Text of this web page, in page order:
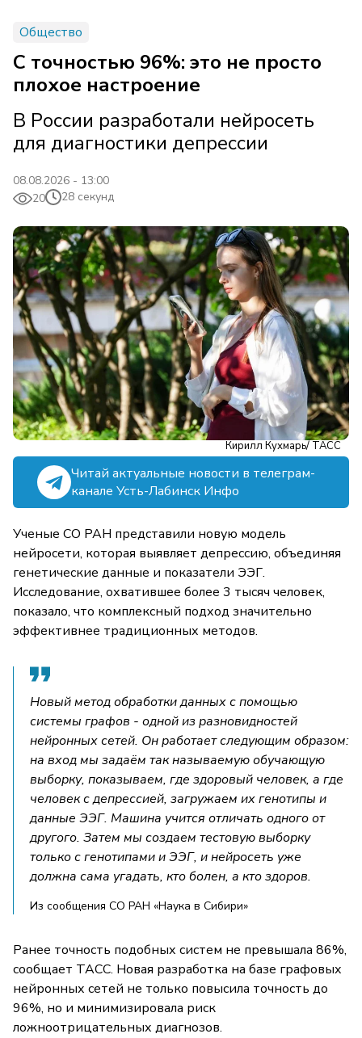
Общество
С точностью 96%: это не просто
плохое настроение
В России разработали нейросеть
для диагностики депрессии
08.08.2026 - 13:00
20
28 секунд
Кирилл Кухмарь/ ТАСС
Читай актуальные новости в телеграм-
канале Усть-Лабинск Инфо
Ученые СО РАН представили новую модель
нейросети, которая выявляет депрессию, объединяя
генетические данные и показатели ЭЭГ.
Исследование, охватившее более 3 тысяч человек,
показало, что комплексный подход значительно
эффективнее традиционных методов.
Новый метод обработки данных с помощью
системы графов - одной из разновидностей
нейронных сетей. Он работает следующим образом:
на вход мы задаём так называемую обучающую
выборку, показываем, где здоровый человек, а где
человек с депрессией, загружаем их генотипы и
данные ЭЭГ. Машина учится отличать одного от
другого. Затем мы создаем тестовую выборку
только с генотипами и ЭЭГ, и нейросеть уже
должна сама угадать, кто болен, а кто здоров.
Из сообщения СО РАН «Наука в Сибири»
Ранее точность подобных систем не превышала 86%,
сообщает ТАСС. Новая разработка на базе графовых
нейронных сетей не только повысила точность до
96%, но и минимизировала риск
ложноотрицательных диагнозов.